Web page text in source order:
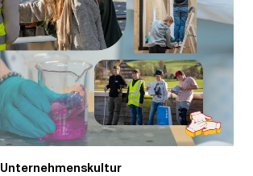
Unternehmenskultur